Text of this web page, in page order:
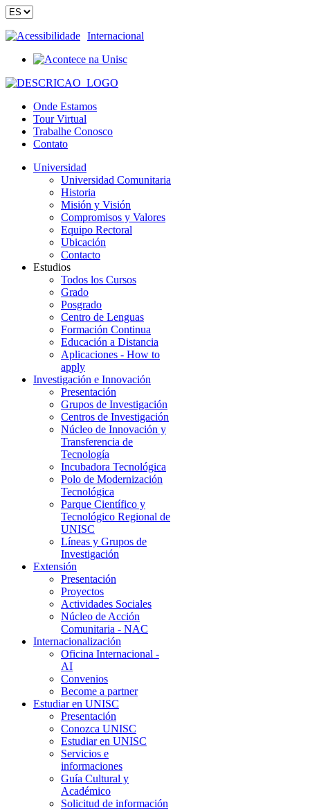
Acessibilidade Internacional
Onde Estamos
Tour Virtual
Trabalhe Conosco
Contato
Universidad
Universidad Comunitaria
Historia
Misión y Visión
Compromisos y Valores
Equipo Rectoral
Ubicación
Contacto
Estudios
Todos los Cursos
Grado
Posgrado
Centro de Lenguas
Formación Continua
Educación a Distancia
Aplicaciones - How to
apply
Investigación e Innovación
Presentación
Grupos de Investigación
Centros de Investigación
Núcleo de Innovación y
Transferencia de
Tecnología
Incubadora Tecnológica
Polo de Modernización
Tecnológica
Parque Científico y
Tecnológico Regional de
UNISC
Líneas y Grupos de
Investigación
Extensión
Presentación
Proyectos
Actividades Sociales
Núcleo de Acción
Comunitaria - NAC
Internacionalización
Oficina Internacional -
AI
Convenios
Become a partner
Estudiar en UNISC
Presentación
Conozca UNISC
Estudiar en UNISC
Servicios e
informaciones
Guía Cultural y
Académico
Solicitud de información